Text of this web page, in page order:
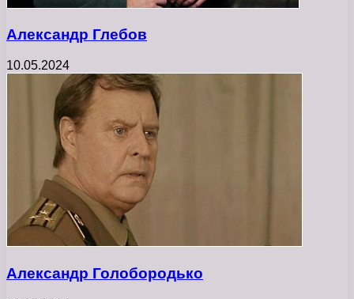
Александр Глебов
10.05.2024
Александр Голобородько